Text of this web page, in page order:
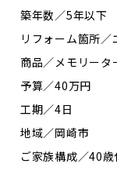
築年数／5年以下
リフォーム箇所
商品／メモリータ
予算／40万円
工期／4日
地域／岡崎市
ご家族構成／40